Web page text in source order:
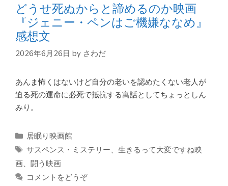
どうせ死ぬからと諦めるのか映画
『ジェニー・ペンはご機嫌ななめ』
感想文
2026年6月26日 by さわだ
あんま怖くはないけど自分の老いを認めたくない老人が
迫る死の運命に必死で抵抗する寓話としてちょっとしん
みり。
カ
テ
リ
ー
居眠り映画館
タ
グ
サスペンス・ミステリー、 生きるって大変ですね映
画、 闘う映画
コメントをどうぞ